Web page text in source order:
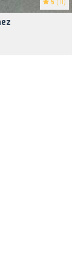
5 (11)